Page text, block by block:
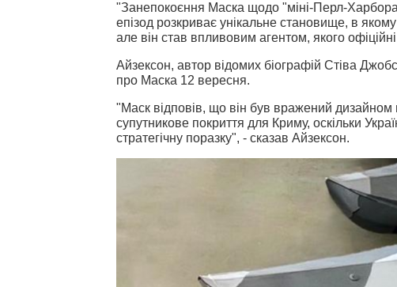
"Занепокоєння Маска щодо "міні-Перл-
епізод розкриває унікальне становище, в
але він став впливовим агентом, якого
Айзексон, автор відомих біографій Стіва
про Маска 12 вересня.
"Маск відповів, що він був вражений дизайном
супутникове покриття для Криму, оскільки
стратегічну поразку", - сказав Айзексон.